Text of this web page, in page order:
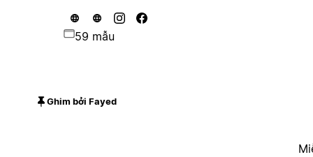
59 mẫu
Ghim bởi Fayed